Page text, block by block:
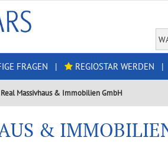
FRAGEN | REGIOSTAR WERDEN |
Real Massivhaus & Immobilien GmbH
&